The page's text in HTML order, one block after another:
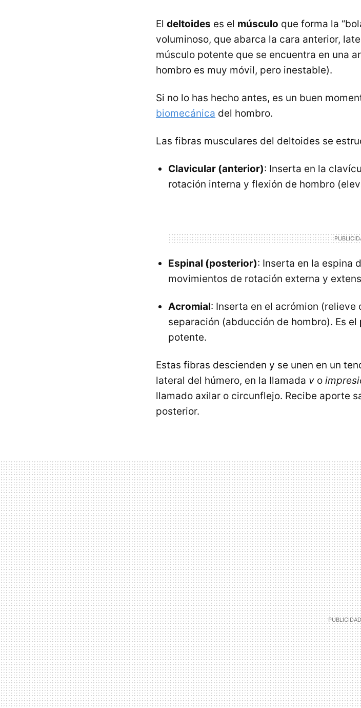
El deltoides es el músculo que forma la
voluminoso, que abarca la cara anterior,
músculo potente que se encuentra en una
hombro es muy móvil, pero inestable).
Si no lo has hecho antes, es un buen
biomecánica del hombro.
Las fibras musculares del deltoides se
Clavicular (anterior): Inserta en la
rotación interna y flexión de hombro
Espinal (posterior): Inserta en la espina
movimientos de rotación externa y
Acromial: Inserta en el acrómion
separación (abducción de hombro). Es el
potente.
Estas fibras descienden y se unen en un
lateral del húmero, en la llamada v o
llamado axilar o circunflejo. Recibe aporte
posterior.